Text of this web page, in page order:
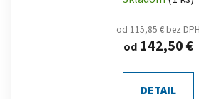
od 115,85 € bez DPH
od142,50 €
DETAIL